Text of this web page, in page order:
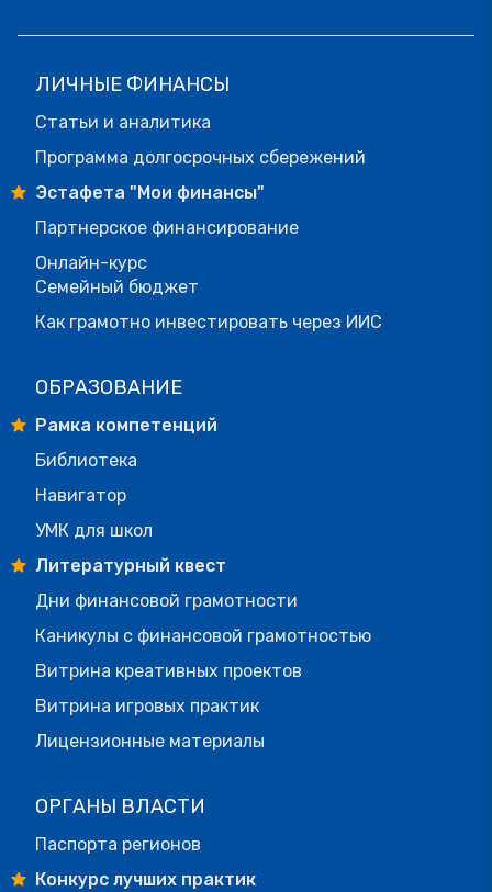
ЛИЧНЫЕ ФИНАНСЫ
Статьи и аналитика
Программа долгосрочных сбережений
Эстафета "Мои финансы"
Партнерское финансирование
Онлайн-курс
Семейный бюджет
Как грамотно инвестировать через ИИС
ОБРАЗОВАНИЕ
Рамка компетенций
Библиотека
Навигатор
УМК для школ
Литературный квест
Дни финансовой грамотности
Каникулы с финансовой грамотностью
Витрина креативных проектов
Витрина игровых практик
Лицензионные материалы
ОРГАНЫ ВЛАСТИ
Паспорта регионов
Конкурс лучших практик